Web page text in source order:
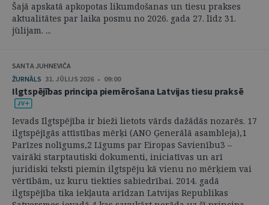
Šajā apskatā apkopotas likumdošanas un tiesu prakses
aktualitātes par laika posmu no 2026. gada 27. līdz 31.
jūlijam. ...
SANTA JUHNEVIČA
ŽURNĀLS 31. JŪLIJS 2026 • 09:00
Ilgtspējības principa piemērošana Latvijas tiesu praksē
Ievads Ilgtspējība ir bieži lietots vārds dažādās nozarēs. 17
ilgtspējīgās attīstības mērķi (ANO Ģenerālā asambleja),1
Parīzes nolīgums,2 Līgums par Eiropas Savienību3 –
vairāki starptautiski dokumenti, iniciatīvas un arī
juridiski teksti piemin ilgtspēju kā vienu no mērķiem vai
vērtībām, uz kuru tiekties sabiedrībai. 2014. gadā
ilgtspējība tika iekļauta arīdzan Latvijas Republikas